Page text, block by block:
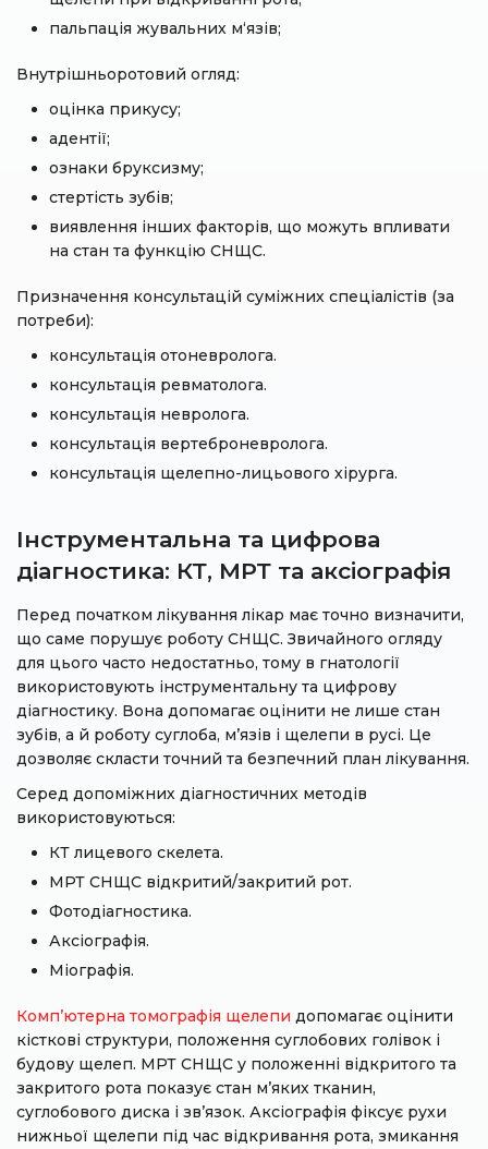
пальпація жувальних м‘язів;
Внутрішньоротовий огляд:
оцінка прикусу;
адентії;
ознаки бруксизму;
стертість зубів;
виявлення інших факторів, що можуть впливати
на стан та функцію СНЩС.
Призначення консультацій суміжних спеціалістів (за
потреби):
консультація отоневролога.
консультація ревматолога.
консультація невролога.
консультація вертеброневролога.
консультація щелепно-лицьового хірурга.
Інструментальна та цифрова
діагностика: КТ, МРТ та аксіографія
Перед початком лікування лікар має точно визначити,
що саме порушує роботу СНЩС. Звичайного огляду
для цього часто недостатньо, тому в гнатології
використовують інструментальну та цифрову
діагностику. Вона допомагає оцінити не лише стан
зубів, а й роботу суглоба, м’язів і щелепи в русі. Це
дозволяє скласти точний та безпечний план лікування.
Серед допоміжних діагностичних методів
використовуються:
КТ лицевого скелета.
МРТ СНЩС відкритий/закритий рот.
Фотодіагностика.
Аксіографія.
Міографія.
Комп’ютерна томографія щелепи допомагає оцінити
кісткові структури, положення суглобових голівок і
будову щелеп. МРТ СНЩС у положенні відкритого та
закритого рота показує стан м’яких тканин,
суглобового диска і зв’язок. Аксіографія фіксує рухи
нижньої щелепи під час відкривання рота, змикання